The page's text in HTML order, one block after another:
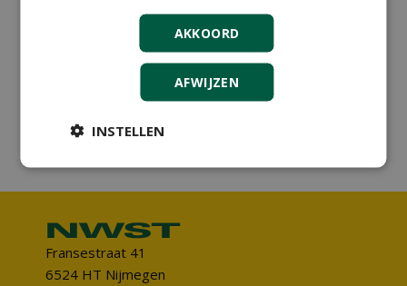
naar meer biodiversiteit'
Entreeticket
Sponsor
Fransestraat 41
6524 HT Nijmegen
AKKOORD
AFWIJZEN
INSTELLEN